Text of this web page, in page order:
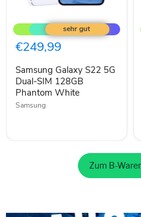
Galaxy
S22
5G
Dual-
128GB
Phantom
White
€249,99
Samsung Galaxy S22 5G
Dual-SIM 128GB
Phantom White
Samsung
Zum B-